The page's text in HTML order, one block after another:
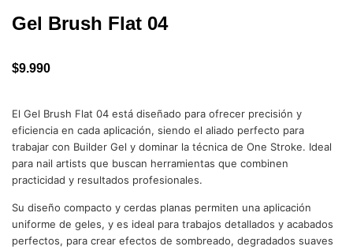
Gel Brush Flat 04
$9.990
El Gel Brush Flat 04 está diseñado para ofrecer precisión y
eficiencia en cada aplicación, siendo el aliado perfecto para
trabajar con Builder Gel y dominar la técnica de One Stroke. Ideal
para nail artists que buscan herramientas que combinen
practicidad y resultados profesionales.
Su diseño compacto y cerdas planas permiten una aplicación
uniforme de geles, y es ideal para trabajos detallados y acabados
perfectos, para crear efectos de sombreado, degradados suaves